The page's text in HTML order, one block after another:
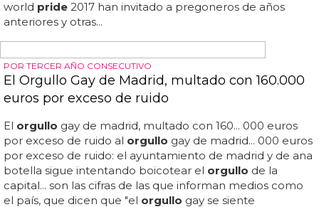
Las fotos delorgullogay madrid 2016... galería: las
mejores fotos delorgullo
2017, 'a quién le importa'... después de la resaca de
celebrar el world pridey el europrideel año pasado en
madrid, ¿estaría la capital de españa a la altura de las
alguna duda al respecto lo único que tienes que hacer es
ver la siguiente selección con algunas de las mejores
fotos delorgullolgbt madrid 2018, que constatan que el
orgullo sigue siendo un evento multitudinario y que
reúne a miles de personas en...